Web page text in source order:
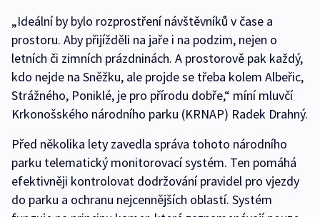
„Ideální by bylo rozprostření návštěvníků v čase a
prostoru. Aby přijížděli na jaře i na podzim, nejen o
letních či zimních prázdninách. A prostorově pak každý,
kdo nejde na Sněžku, ale projde se třeba kolem Albeřic,
Strážného, Poniklé, je pro přírodu dobře,“ míní mluvčí
Krkonošského národního parku (KRNAP) Radek Drahný.
Před několika lety zavedla správa tohoto národního
parku telematický monitorovací systém. Ten pomáhá
efektivněji kontrolovat dodržování pravidel pro vjezdy
do parku a ochranu nejcennějších oblastí. Systém